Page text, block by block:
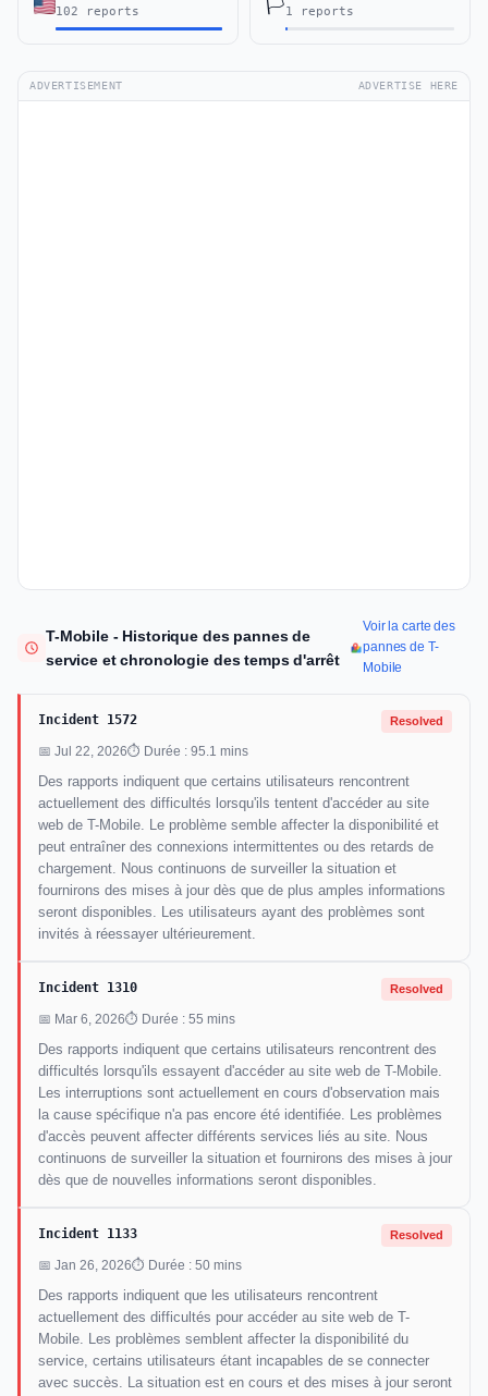
102 reports 🏳️1 reports
ADVERTISEMENT ADVERTISE HERE
T-Mobile - Historique des pannes de
service et chronologie des temps d'arrêt
Voir la carte des
pannes de T-
Mobile
Incident 1572 Resolved
📅 Jul 22, 2026⏱ Durée : 95.1 mins
Des rapports indiquent que certains utilisateurs rencontrent
actuellement des difficultés lorsqu'ils tentent d'accéder au site
web de T-Mobile. Le problème semble affecter la disponibilité et
peut entraîner des connexions intermittentes ou des retards de
chargement. Nous continuons de surveiller la situation et
fournirons des mises à jour dès que de plus amples informations
seront disponibles. Les utilisateurs ayant des problèmes sont
invités à réessayer ultérieurement.
Incident 1310 Resolved
📅 Mar 6, 2026⏱ Durée : 55 mins
Des rapports indiquent que certains utilisateurs rencontrent des
difficultés lorsqu'ils essayent d'accéder au site web de T-Mobile.
Les interruptions sont actuellement en cours d'observation mais
la cause spécifique n'a pas encore été identifiée. Les problèmes
d'accès peuvent affecter différents services liés au site. Nous
continuons de surveiller la situation et fournirons des mises à jour
dès que de nouvelles informations seront disponibles.
Incident 1133 Resolved
📅 Jan 26, 2026⏱ Durée : 50 mins
Des rapports indiquent que les utilisateurs rencontrent
actuellement des difficultés pour accéder au site web de T-
Mobile. Les problèmes semblent affecter la disponibilité du
service, certains utilisateurs étant incapables de se connecter
avec succès. La situation est en cours et des mises à jour seront